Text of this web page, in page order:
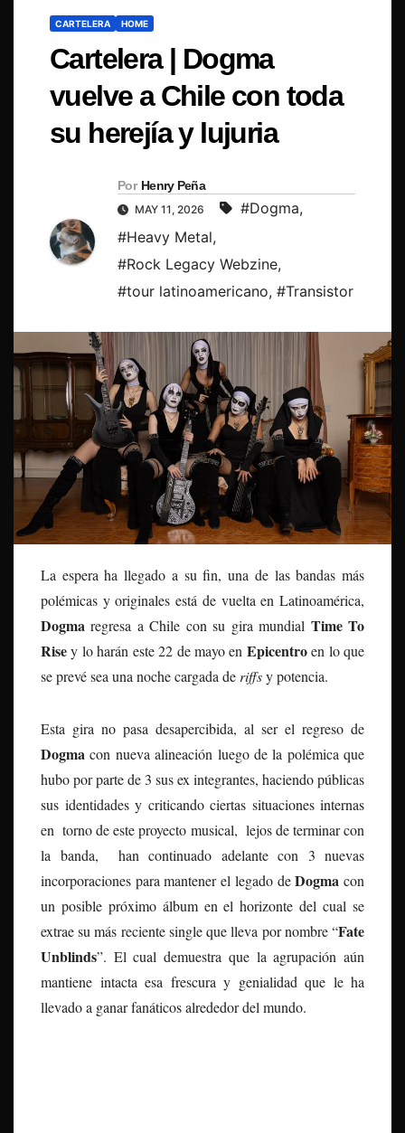
CARTELERA HOME
Cartelera | Dogma
vuelve a Chile con toda
su herejía y lujuria
Por Henry Peña
MAY 11, 2026 #Dogma,
#Heavy Metal,
#Rock Legacy Webzine,
#tour latinoamericano, #Transistor
La espera ha llegado a su fin, una de las bandas más
polémicas y originales está de vuelta en Latinoamérica,
Dogma regresa a Chile con su gira mundial Time To
Risey lo harán este 22 de mayo en Epicentroen lo que
se prevé sea una noche cargada deriffsy potencia.
Esta gira no pasa desapercibida, al ser el regreso de
Dogma con nueva alineación luego de la polémica que
hubo por parte de 3 sus ex integrantes, haciendo públicas
sus identidades y criticando ciertas situaciones internas
en torno de este proyecto musical, lejos de terminar con
la banda, han continuado adelante con 3 nuevas
incorporaciones para mantener el legado deDogma con
un posible próximo álbum en el horizonte del cual se
extrae su más reciente single que lleva por nombre “Fate
Unblinds”. El cual demuestra que la agrupación aún
mantiene intacta esa frescura y genialidad que le ha
llevado a ganar fanáticos alrededor del mundo.